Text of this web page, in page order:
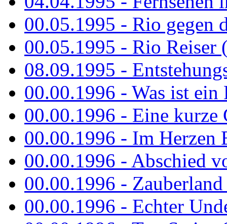
00.05.1995 - Rio gegen
00.05.1995 - Rio Reiser
08.09.1995 -
00.00.1996 - Was ist ein
00.00.1996 - Eine kurze
00.00.1996 - Im Herzen
00.00.1996 - Abschied
00.00.1996 -
00.00.1996 - Echter